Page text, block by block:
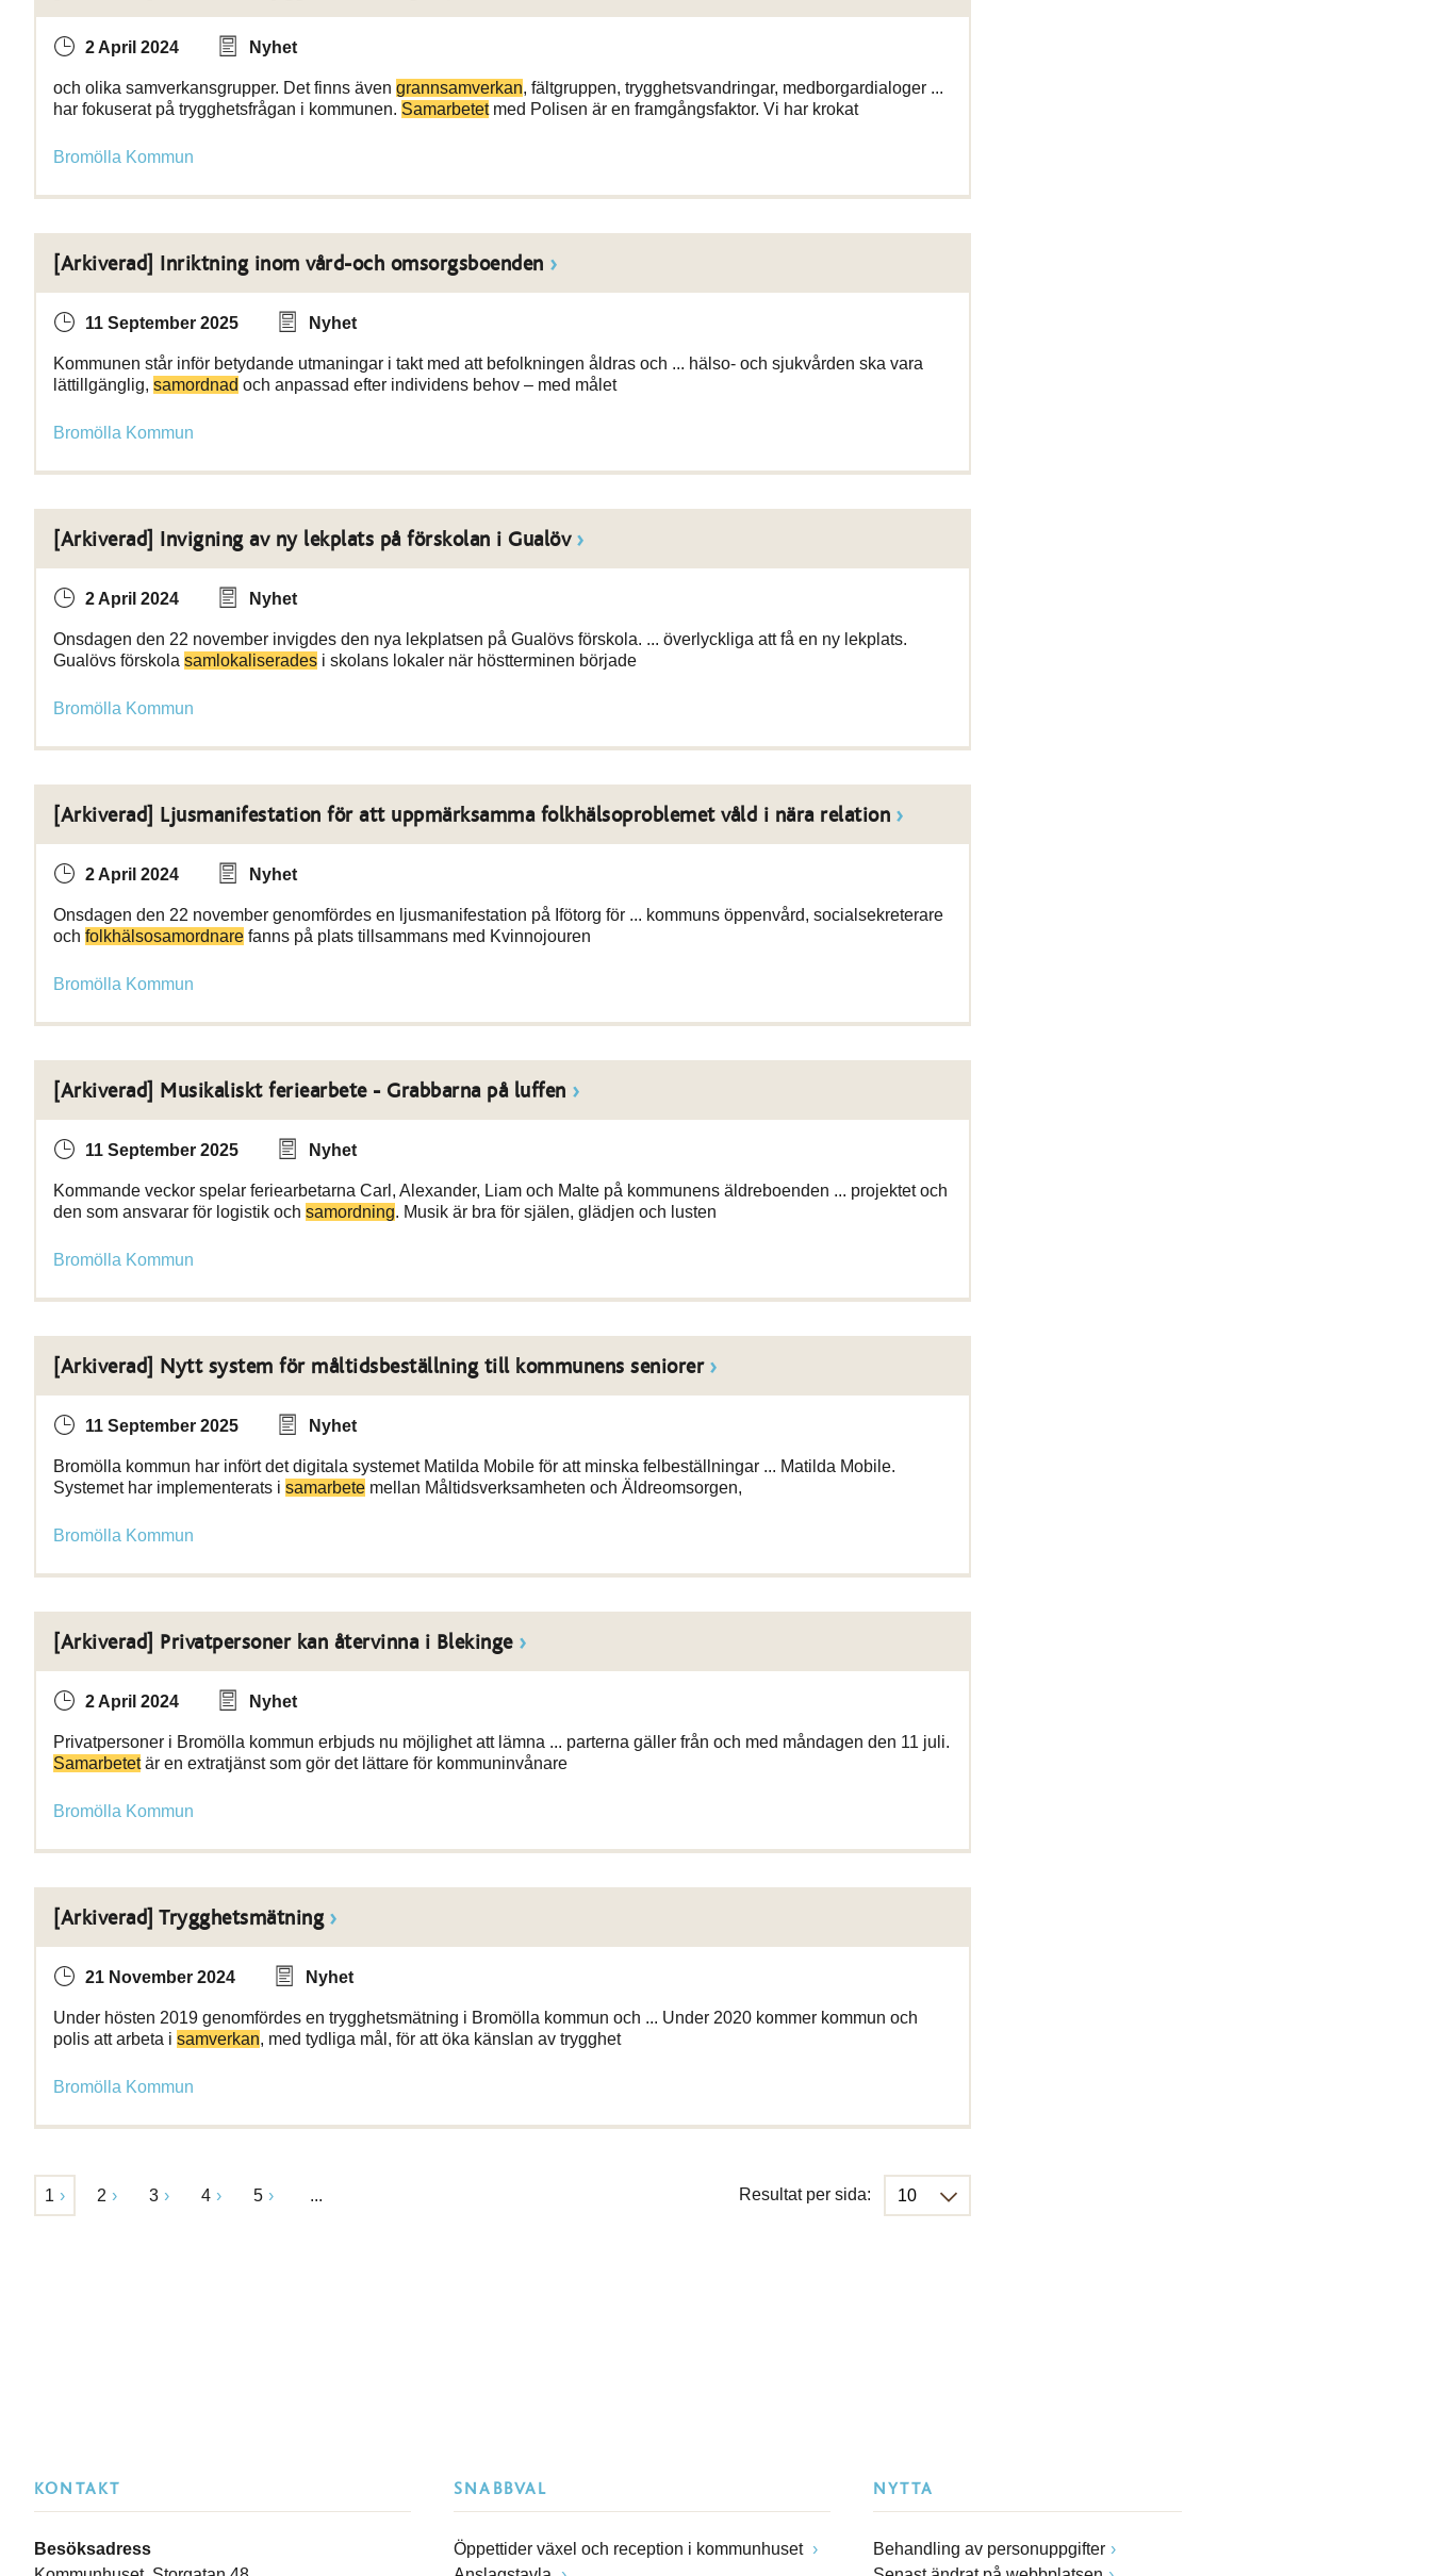
2 April 2024 Nyhet
och olika samverkansgrupper. Det finns även grannsamverkan, fältgruppen, trygghetsvandringar, medborgardialoger ...
har fokuserat på trygghetsfrågan i kommunen. Samarbetetmed Polisen är en framgångsfaktor. Vi har krokat
Bromölla Kommun
[Arkiverad] Inriktning inom vård-och omsorgsboenden
11 September 2025 Nyhet
Kommunen står inför betydande utmaningar i takt med att befolkningen åldras och ... hälso- och sjukvården ska vara
lättillgänglig, samordnad och anpassad efter individens behov – med målet
Bromölla Kommun
[Arkiverad] Invigning av ny lekplats på förskolan i Gualöv
2 April 2024 Nyhet
Onsdagen den 22 november invigdes den nya lekplatsen på Gualövs förskola. ... överlyckliga att få en ny lekplats.
Gualövs förskola samlokaliserades i skolans lokaler när höstterminen började
Bromölla Kommun
[Arkiverad] Ljusmanifestation för att uppmärksamma folkhälsoproblemet våld i nära relation
2 April 2024 Nyhet
Onsdagen den 22 november genomfördes en ljusmanifestation på Ifötorg för ... kommuns öppenvård, socialsekreterare
och folkhälsosamordnare fanns på plats tillsammans med Kvinnojouren
Bromölla Kommun
[Arkiverad] Musikaliskt feriearbete - Grabbarna på luffen
11 September 2025 Nyhet
Kommande veckor spelar feriearbetarna Carl, Alexander, Liam och Malte på kommunens äldreboenden ... projektet och
den som ansvarar för logistik och samordning. Musik är bra för själen, glädjen och lusten
Bromölla Kommun
[Arkiverad] Nytt system för måltidsbeställning till kommunens seniorer
11 September 2025 Nyhet
Bromölla kommun har infört det digitala systemet Matilda Mobile för att minska felbeställningar ... Matilda Mobile.
Systemet har implementerats i samarbete mellan Måltidsverksamheten och Äldreomsorgen,
Bromölla Kommun
[Arkiverad] Privatpersoner kan återvinna i Blekinge
2 April 2024 Nyhet
Privatpersoner i Bromölla kommun erbjuds nu möjlighet att lämna ... parterna gäller från och med måndagen den 11 juli.
Samarbetetär en extratjänst som gör det lättare för kommuninvånare
Bromölla Kommun
[Arkiverad] Trygghetsmätning
21 November 2024 Nyhet
Under hösten 2019 genomfördes en trygghetsmätning i Bromölla kommun och ... Under 2020 kommer kommun och
polis att arbeta i samverkan, med tydliga mål, för att öka känslan av trygghet
Bromölla Kommun
1 2 3 4 5 ... Resultat per sida:
KONTAKT
Besöksadress
SNABBVAL
Öppettider växel och reception i kommunhuset
NYTTA
Behandling av personuppgifter